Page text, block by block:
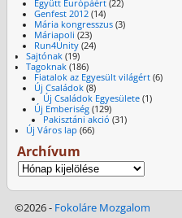
Együtt Európáért (22)
Genfest 2012 (14)
Mária kongresszus (3)
Máriapoli (23)
Run4Unity (24)
Sajtónak(19)
Tagoknak(186)
Fiatalok az Egyesült világért (6)
Új Családok (8)
Új Családok Egyesülete(1)
Új Emberiség (129)
Pakisztáni akció (31)
Új Város lap (66)
Archívum
©2026 - Fokoláre Mozgalom